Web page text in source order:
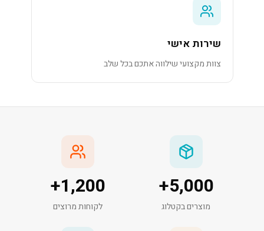
שירות אישי
צוות מקצועי שילווה אתכם בכל שלב
5,000
+
מוצרים בקטלוג
1,200
+
לקוחות מרוצים